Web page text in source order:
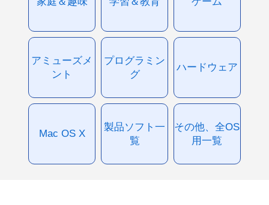
アミューズメ
ント
プログラミン
グ
ハードウェア
Mac OS X
製品ソフト一
覧
その他、全OS
用一覧